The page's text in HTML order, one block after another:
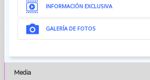
INFORMACIÓN EXCLUSIVA
GALERÍA DE FOTOS
Media